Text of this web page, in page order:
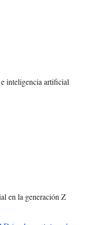
inteligencia artificial
en la generación Z